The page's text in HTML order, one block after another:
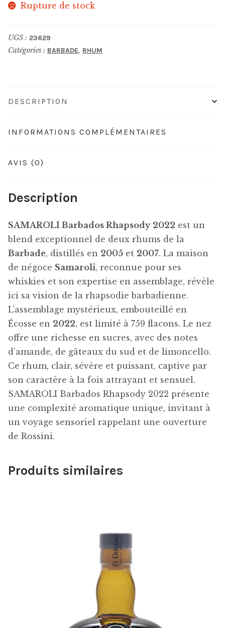
Rupture de stock
UGS : 23629
Catégories : BARBADE, RHUM
DESCRIPTION
INFORMATIONS COMPLÉMENTAIRES
AVIS (0)
Description
SAMAROLI Barbados Rhapsody 2022 est un
blend exceptionnel de deux rhums de la
Barbade, distillés en 2005 et 2007. La maison
de négoce Samaroli, reconnue pour ses
whiskies et son expertise en assemblage, révèle
ici sa vision de la rhapsodie barbadienne.
L’assemblage mystérieux, embouteillé en
Écosse en 2022, est limité à 759 flacons. Le nez
offre une richesse en sucres, avec des notes
d’amande, de gâteaux du sud et de limoncello.
Ce rhum, clair, sévère et puissant, captive par
son caractère à la fois attrayant et sensuel.
SAMAROLI Barbados Rhapsody 2022 présente
une complexité aromatique unique, invitant à
un voyage sensoriel rappelant une ouverture
de Rossini.
Produits similaires